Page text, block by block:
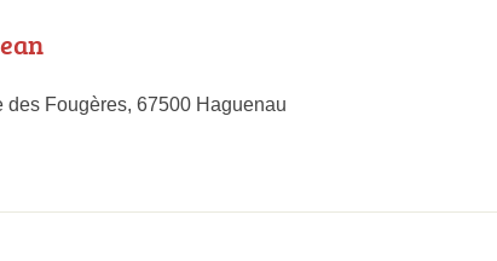
des Fougères, 67500 Haguenau